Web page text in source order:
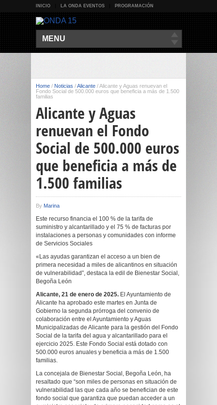
INICIO LA ONDA EVENTOS PROGRAMACIÓN
MENU
Home / Noticias /Alicante /Alicante y Aguas renuevan el
Fondo Social de 500.000 euros que beneficia a más de 1.500
familias
Alicante y Aguas
renuevan el Fondo
Social de 500.000 euros
que beneficia a más de
1.500 familias
By Marina
Este recurso financia el 100 % de la tarifa de
suministro y alcantarillado y el 75 % de facturas por
instalaciones a personas y comunidades con informe
de Servicios Sociales
«Las ayudas garantizan el acceso a un bien de
primera necesidad a miles de alicantinos en situación
de vulnerabilidad”, destaca la edil de Bienestar Social,
Begoña León
Alicante, 21 de enero de 2025. El Ayuntamiento de
Alicante ha aprobado este martes en Junta de
Gobierno la segunda prórroga del convenio de
colaboración entre el Ayuntamiento y Aguas
Municipalizadas de Alicante para la gestión del Fondo
Social de la tarifa del agua y alcantarillado para el
ejercicio 2025. Este Fondo Social está dotado con
500.000 euros anuales y beneficia a más de 1.500
familias.
La concejala de Bienestar Social, Begoña León, ha
resaltado que “son miles de personas en situación de
vulnerabilidad las que cada año se benefician de este
fondo social que garantiza que puedan acceder a un